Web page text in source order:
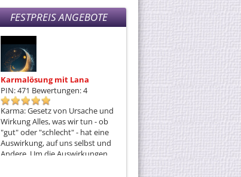
FESTPREIS ANGEBOTE
Karmalösung mit Lana
PIN: 471 Bewertungen: 4
Karma: Gesetz von Ursache und
Wirkung Alles, was wir tun - ob
"gut" oder "schlecht" - hat eine
Auswirkung, auf uns selbst und
Andere. Um die Auswirkungen,
Monas Seelenreise
Bewertungen: 11
Ich bin gerne bereit, wenn DU es
auch bist, mit DIR eine Mediale
Reise anzutreten - die Reise in
unserer Innerstes!